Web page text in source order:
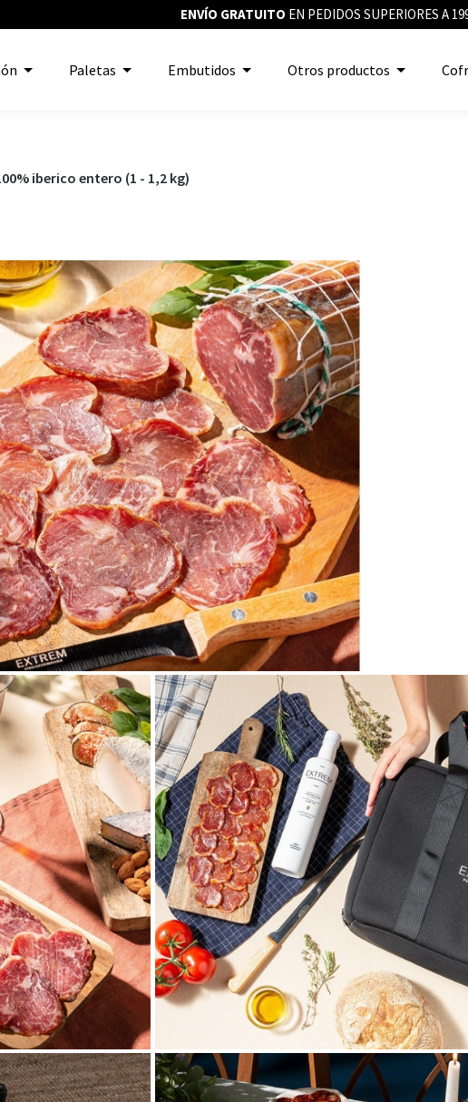
ENVÍO GRATUITO EN PEDIDOS SUPERIORES A
Paletas Embutidos Otros productos
iberico entero (1 - 1,2 kg)